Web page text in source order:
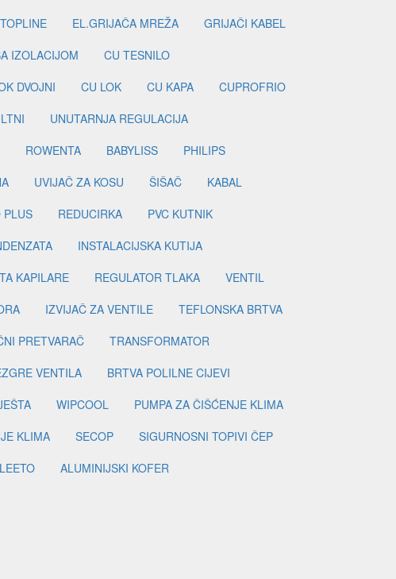
EL.GRIJAČA MREŽA
GRIJAČI KABEL
IZOLACIJOM
CU TESNILO
DVOJNI CU LOK CU KAPA
CUPROFRIO
UNUTARNJA REGULACIJA
ROWENTA BABYLISS
PHILIPS
UVIJAČ ZA KOSU ŠIŠAČ
KABAL
PLUS REDUCIRKA
PVC KUTNIK
INSTALACIJSKA KUTIJA
KAPILARE REGULATOR TLAKA
VENTIL
IZVIJAČ ZA VENTILE
TEFLONSKA BRTVA
PRETVARAČ
TRANSFORMATOR
VENTILA
BRTVA POLILNE CIJEVI
WIPCOOL
PUMPA ZA ČIŠĆENJE KLIMA
KLIMA SECOP
SIGURNOSNI TOPIVI ČEP
LEETO ALUMINIJSKI KOFER